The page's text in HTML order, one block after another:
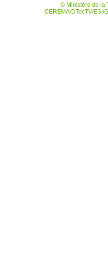
© Ministère de la
CEREMA/DTecTV/ESI/